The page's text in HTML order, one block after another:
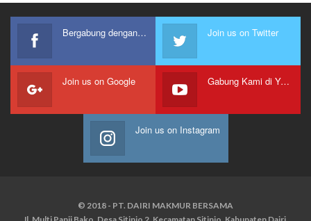
Bergabung dengan kami Join us on Twitter
Join us on Google Gabung Kami di Youtube
Join us on Instagram
© 2018 - PT. DAIRI MAKMUR BERSAMA